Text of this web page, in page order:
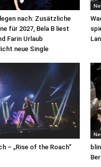
nach: Zusätzliche
für 2027, Bela B liest
Farin Urlaub
neue Single
– „Rise of the Roach“